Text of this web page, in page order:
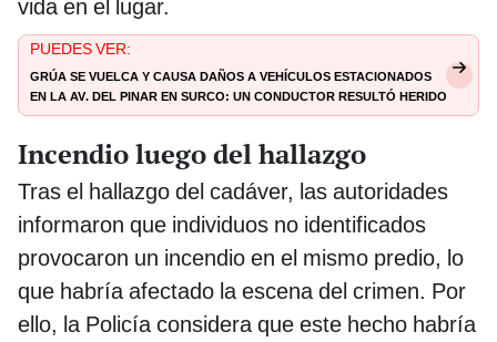
vida en el lugar.
PUEDES VER:
Grúa se vuelca y causa daños a vehículos estacionados
en la av. Del Pinar en Surco: un conductor resultó herido
Incendio luego del hallazgo
Tras el hallazgo del cadáver, las autoridades
informaron que individuos no identificados
provocaron un incendio en el mismo predio, lo
que habría afectado la escena del crimen. Por
ello, la Policía considera que este hecho habría